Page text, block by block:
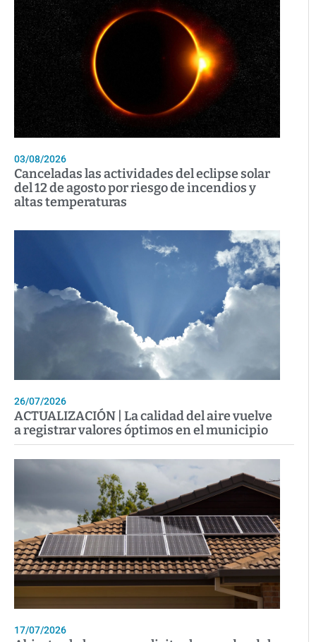
03/08/2026
Canceladas las actividades del eclipse solar
del 12 de agosto por riesgo de incendios y
altas temperaturas
26/07/2026
ACTUALIZACIÓN | La calidad del aire vuelve
a registrar valores óptimos en el municipio
17/07/2026